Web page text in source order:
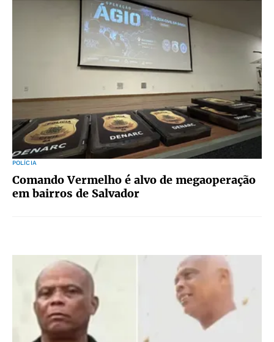
POLÍCIA
Comando Vermelho é alvo de megaoperação
em bairros de Salvador